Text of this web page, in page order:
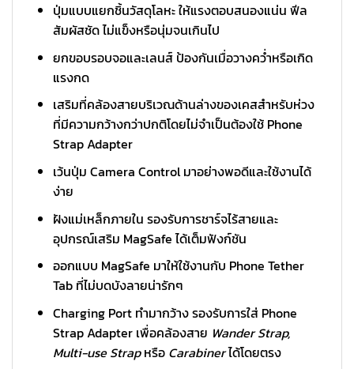
ปุ่มแบบแยกชิ้นวัสดุโลหะ ให้แรงตอบสนองแน่น ฟีล
สัมผัสชัด ไม่แข็งหรือนุ่มจนเกินไป
ยกขอบรอบจอและเลนส์ ป้องกันเมื่อวางคว่ำหรือเกิด
แรงกด
เสริมที่คล้องสายบริเวณด้านล่างของเคสสำหรับห่วง
ที่มีความกว้างกว่าปกติโดยไม่จำเป็นต้องใช้ Phone
Strap Adapter
เว้นปุ่ม Camera Control มาอย่างพอดีและใช้งานได้
ง่าย
ฝังแม่เหล็กภายใน รองรับการชาร์จไร้สายและ
อุปกรณ์เสริม MagSafe ได้เต็มฟังก์ชัน
ออกแบบ MagSafe มาให้ใช้งานกับ Phone Tether
Tab ที่ไม่บดบังลายน่ารักๆ
Charging Port ทำมากว้าง รองรับการใส่ Phone
Strap Adapter เพื่อคล้องสาย Wander Strap,
Multi-use Strapหรือ Carabinerได้โดยตรง